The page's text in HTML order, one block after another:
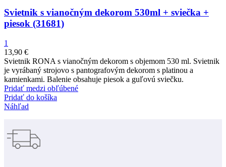
Svietnik s vianočným dekorom 530ml + sviečka +
piesok (31681)
1
13,90 €
Svietnik RONA s vianočným dekorom s objemom 530 ml. Svietnik
je vyrábaný strojovo s pantografovým dekorom s platinou a
kamienkami. Balenie obsahuje piesok a guľovú sviečku.
Pridať medzi obľúbené
Pridať do košíka
Náhľad